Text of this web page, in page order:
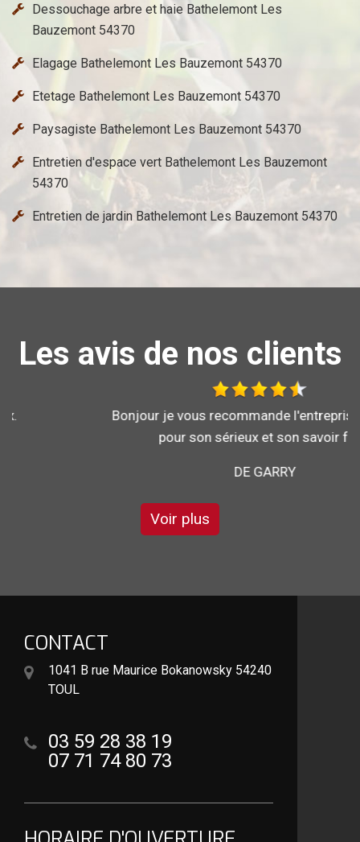
Dessouchage arbre et haie Bathelemont Les
Bauzemont 54370
Elagage Bathelemont Les Bauzemont 54370
Etetage Bathelemont Les Bauzemont 54370
Paysagiste Bathelemont Les Bauzemont 54370
Entretien d'espace vert Bathelemont Les Bauzemont
54370
Entretien de jardin Bathelemont Les Bauzemont 54370
Les avis de nos clients
Bonjour je vous recommande l'entreprise brochard
pour son sérieux et son savoir faire
Voir plus
CONTACT
1041 B rue Maurice Bokanowsky 54240
TOUL
03 59 28 38 19
07 71 74 80 73